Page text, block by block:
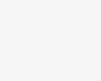
chán ăn có thể